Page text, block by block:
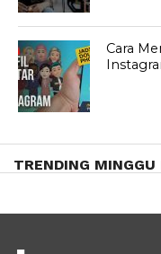
Cara
TRENDING MINGGU